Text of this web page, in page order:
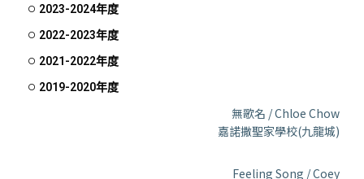
2023-2024年度
2022-2023年度
2021-2022年度
2019-2020年度
無歌名 / Chloe Chow
嘉諾撒聖家學校(九龍城)
Feeling Song / Coey